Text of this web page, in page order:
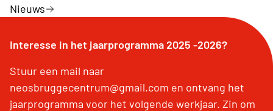
Nieuws
Interesse in het jaarprogramma 2025 -2026?
Stuur een mail naar
neosbruggecentrum@gmail.com en ontvang het
jaarprogramma voor het volgende werkjaar. Zin om